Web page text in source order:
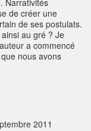
Narrativités
de créer une
de ses postulats.
au gré ? Je
a commencé
nous avons
2011